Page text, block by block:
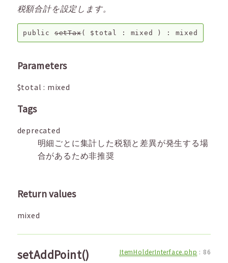
税額合計を設定します。
public setTax( $total : mixed ) : mixed
Parameters
$total : mixed
Tags
deprecated
明細ごとに集計した税額と差異が発生する場
合があるため非推奨
Return values
mixed
setAddPoint() ItemHolderInterface.php : 86